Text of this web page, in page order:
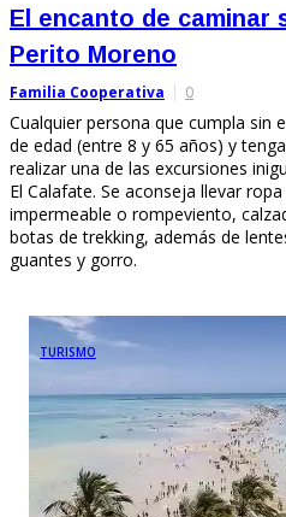
El encanto de caminar
Perito Moreno
Familia Cooperativa 0
Cualquier persona que cumpla sin
de edad (entre 8 y 65 años) y
realizar una de las excursiones
El Calafate. Se aconseja llevar
impermeable o rompeviento,
botas de trekking, además de
guantes y gorro.
TURISMO